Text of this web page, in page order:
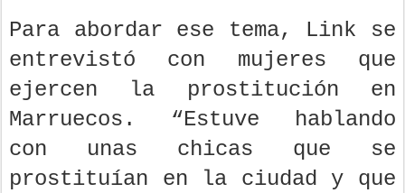
Para abordar ese tema, Link se
entrevistó con mujeres que
ejercen la prostitución en
Marruecos. “Estuve hablando
con unas chicas que se
prostituían en la ciudad y que